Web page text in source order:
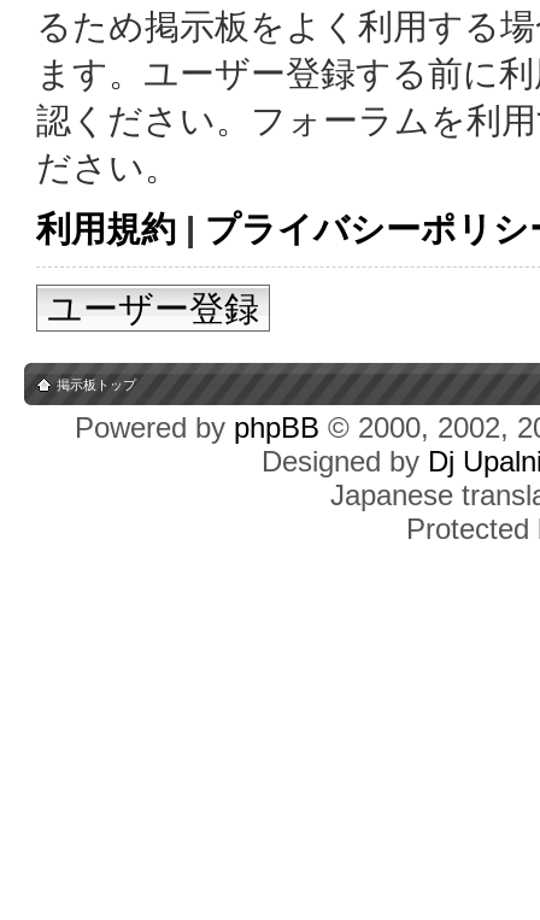
るため掲示板をよく利用する
ます。ユーザー登録する前に
認ください。フォーラムを利
ださい。
利用規約 | プライバシーポリシ
ユーザー登録
掲示板トップ
Powered by phpBB © 2000, 2002,
Designed by Dj
Japanese